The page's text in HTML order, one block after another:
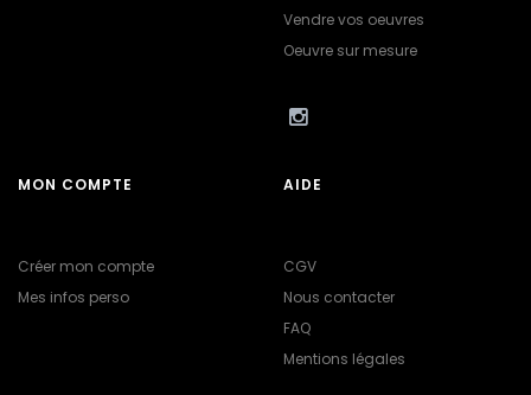
Vendre vos oeuvres
Oeuvre sur mesure
MON COMPTE
Créer mon compte
Mes infos perso
AIDE
CGV
Nous contacter
FAQ
Mentions légales